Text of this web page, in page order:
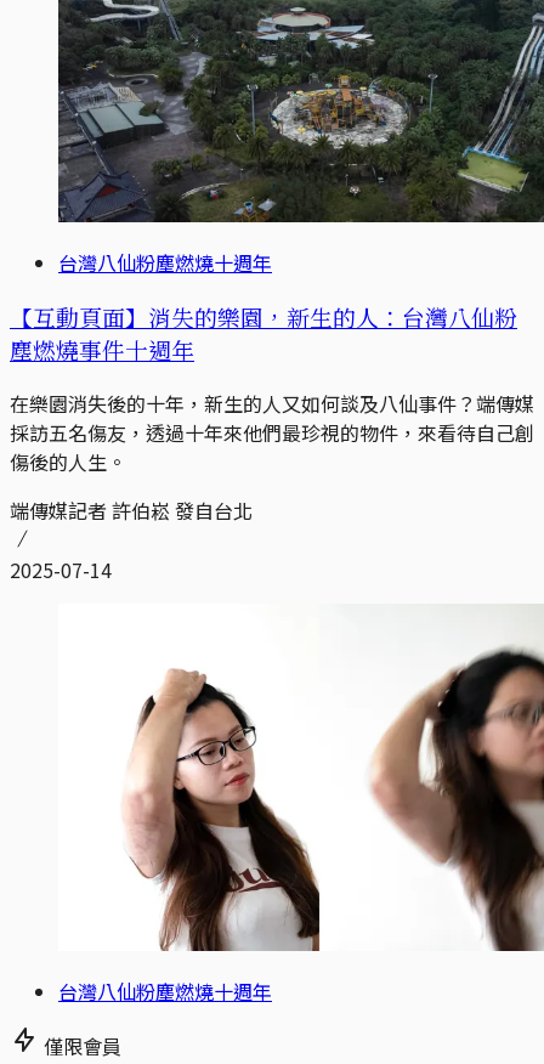
台灣八仙粉塵燃燒十週年
【互動頁面】消失的樂園，新生的人：台灣八仙粉
塵燃燒事件十週年
在樂園消失後的十年，新生的人又如何談及八仙事件？端傳媒
採訪五名傷友，透過十年來他們最珍視的物件，來看待自己創
傷後的人生。
端傳媒記者 許伯崧 發自台北
2025-07-14
台灣八仙粉塵燃燒十週年
僅限會員